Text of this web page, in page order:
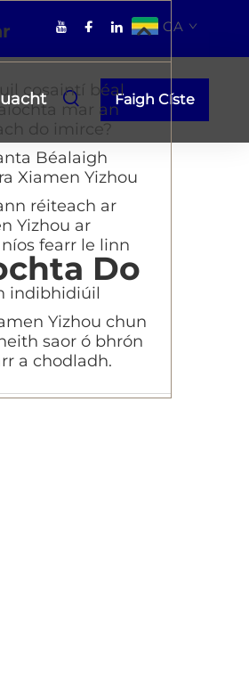
GA
Faigh Císte
Do
cosaintí béal
mar an
do imirce?
Béalaigh
Xiamen Yizhou
réiteach ar
Yizhou ar
fearr le linn
indibhidiúil
Yizhou chun
saor ó bhrón
a chodladh.